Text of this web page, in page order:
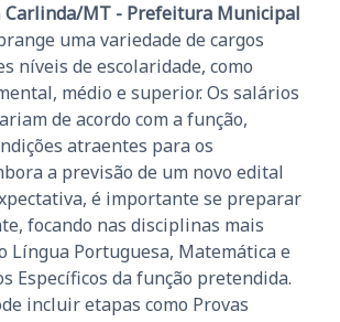
Carlinda/MT - Prefeitura Municipal
uma variedade de cargos
níveis de escolaridade, como
médio e superior. Os salários
de acordo com a função,
atraentes para os
a previsão de um novo edital
é importante se preparar
focando nas disciplinas mais
Língua Portuguesa, Matemática e
Específicos da função pretendida.
incluir etapas como Provas